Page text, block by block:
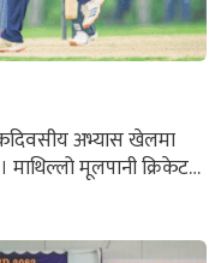
अभ्यास खेलमा
मूलपानी क्रिकेट
अलआउट भयो ।